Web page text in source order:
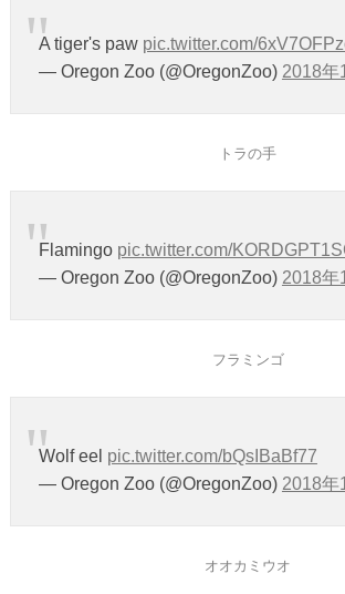
A tiger's paw pic.twitter.com/
— Oregon Zoo (@OregonZoo) 2018年
トラの手
Flamingo pic.twitter.com/
— Oregon Zoo (@OregonZoo) 2018年
フラミンゴ
Wolf eel pic.twitter.com/bQsIBaBf77
— Oregon Zoo (@OregonZoo) 2018年
オオカミウオ